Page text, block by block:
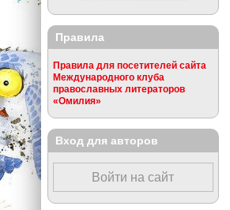
Правила
Правила для посетителей сайта
Международного клуба
православных литераторов
«Омилия»
Вход для авторов
Войти на сайт